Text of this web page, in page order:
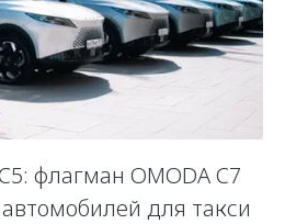
флагман OMODA C7
для такси